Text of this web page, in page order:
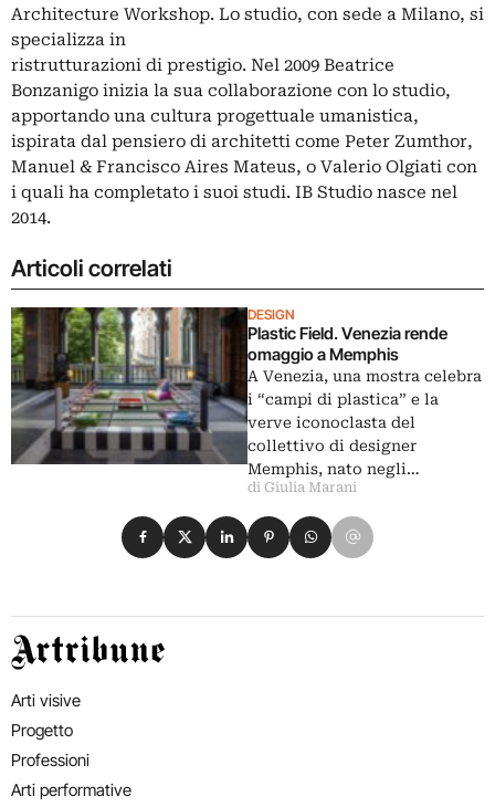
Architecture Workshop. Lo studio, con sede a Milano, si
specializza in
ristrutturazioni di prestigio. Nel 2009 Beatrice
Bonzanigo inizia la sua collaborazione con lo studio,
apportando una cultura progettuale umanistica,
ispirata dal pensiero di architetti come Peter Zumthor,
Manuel & Francisco Aires Mateus, o Valerio Olgiati con
i quali ha completato i suoi studi. IB Studio nasce nel
2014.
Articoli correlati
DESIGN
Plastic Field. Venezia rende
omaggio a Memphis
A Venezia, una mostra celebra
i “campi di plastica” e la
verve iconoclasta del
collettivo di designer
Memphis, nato negli…
di Giulia Marani
Condividi su Facebook
Condividi su X
Condividi su LinkedIn
Condividi su Pinterest
Condividi su WhatsApp
Condividi su Email
Artribune
Arti visive
Progetto
Professioni
Arti performative